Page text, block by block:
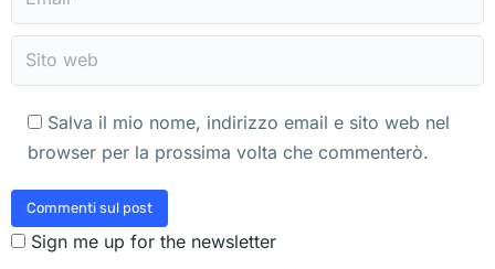
Sito web
Salva il mio nome, indirizzo email e sito web nel
browser per la prossima volta che commenterò.
Commenti sul post
Sign me up for the newsletter